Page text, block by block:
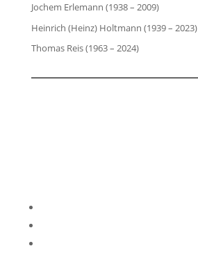
Jochem Erlemann (1938 – 2009)
Heinrich (Heinz) Holtmann (1939 – 2023)
Thomas Reis (1963 – 2024)